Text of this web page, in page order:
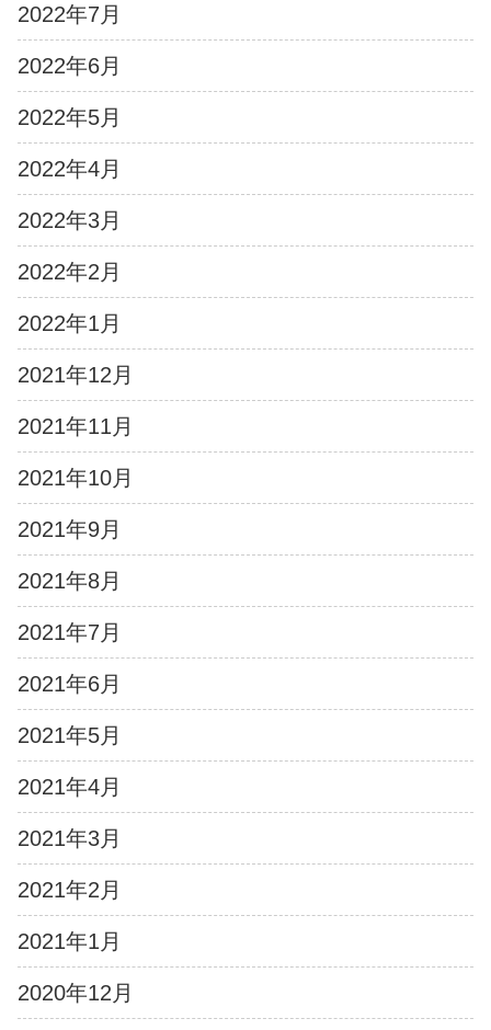
2022年7月
2022年6月
2022年5月
2022年4月
2022年3月
2022年2月
2022年1月
2021年12月
2021年11月
2021年10月
2021年9月
2021年8月
2021年7月
2021年6月
2021年5月
2021年4月
2021年3月
2021年2月
2021年1月
2020年12月